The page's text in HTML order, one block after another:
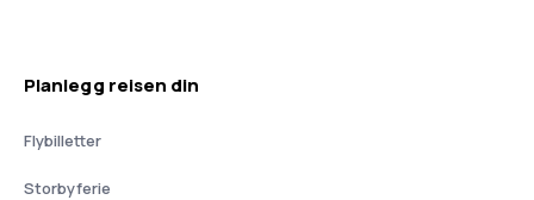
Planlegg reisen din
Flybilletter
Storbyferie